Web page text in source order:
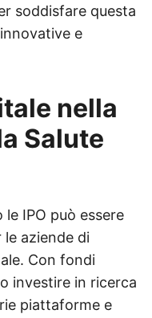
soddisfare questa
e
nella
Salute
IPO può essere
le aziende di
Con fondi
investire in ricerca
piattaforme e